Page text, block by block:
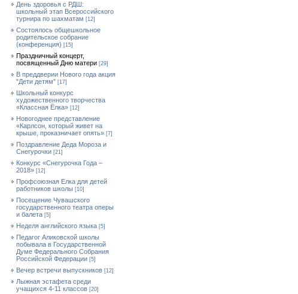
День здоровья с РДШ:
школьный этап Всероссийского
турнира по шахматам [12]
Состоялось общешкольное
родительское собрание
(конференция) [15]
Праздничный концерт,
посвященный Дню матери [29]
В преддверии Нового года акция
"Дети детям" [17]
Школьный конкурс
художественного творчества
«Классная Ёлка» [12]
Новогоднее представление
«Карлсон, который живет на
крыше, проказничает опять» [7]
Поздравление Деда Мороза и
Снегурочки [21]
Конкурс «Снегурочка Года –
2018» [12]
Профсоюзная Елка для детей
работников школы [10]
Посещение Чувашского
государственного театра оперы
и балета [5]
Неделя английского языка [5]
Педагог Аликовской школы
побывала в Государственной
Думе Федерального Собрания
Российской Федерации [5]
Вечер встречи выпускников [12]
Лыжная эстафета среди
учащихся 4-11 классов [20]